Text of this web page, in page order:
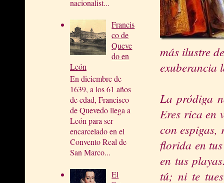
nacionalist...
Francis
co de
Queve
do en
León
En diciembre de
1639, a los 61 años
de edad, Francisco
de Quevedo llega a
León para ser
encarcelado en el
Convento Real de
San Marco...
El
más ilustre
exuberancia
La pródiga
Eres rica en
con espigas,
florida en
en tus
tú; ni te